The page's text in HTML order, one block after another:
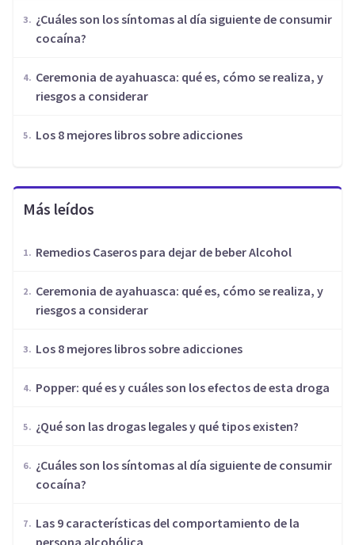
¿Cuáles son los síntomas al día siguiente de consumir
cocaína?
Ceremonia de ayahuasca: qué es, cómo se realiza, y
riesgos a considerar
Los 8 mejores libros sobre adicciones
Más leídos
Remedios Caseros para dejar de beber Alcohol
Ceremonia de ayahuasca: qué es, cómo se realiza, y
riesgos a considerar
Los 8 mejores libros sobre adicciones
Popper: qué es y cuáles son los efectos de esta droga
¿Qué son las drogas legales y qué tipos existen?
¿Cuáles son los síntomas al día siguiente de consumir
cocaína?
Las 9 características del comportamiento de la
persona alcohólica